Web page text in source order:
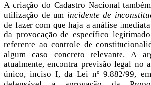
A criação do Cadastro Nacional
utilização de um incidente de
de fazer com que haja a análise
da provocação de específico
referente ao controle de
algum caso concreto relevante. A
atualmente, encontra previsão legal no
único, inciso I, da Lei nº 9.882/99,